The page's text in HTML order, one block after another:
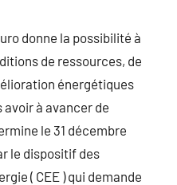
donne la possibilité à
de ressources, de
énergétiques
avoir à avancer de
le 31 décembre
le dispositif des
( CEE ) qui demande